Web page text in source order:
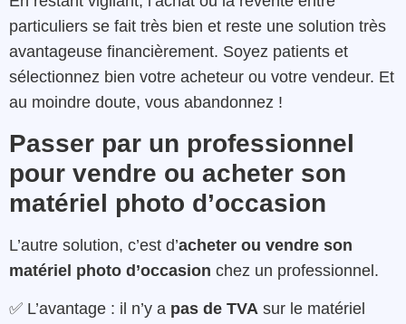
particuliers se fait très bien et reste une solution très
avantageuse financièrement. Soyez patients et
sélectionnez bien votre acheteur ou votre vendeur. Et
au moindre doute, vous abandonnez !
Passer par un professionnel
pour vendre ou acheter son
matériel photo d’occasion
L’autre solution, c’est d’acheter ou vendre son
matériel photo d’occasion chez un professionnel.
✅ L’avantage : il n’y a pas de TVA sur le matériel